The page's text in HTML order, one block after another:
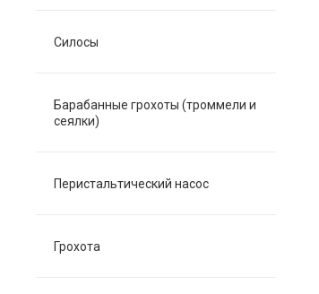
Силосы
Барабанные грохоты (троммели и
сеялки)
Перистальтический насос
Грохота